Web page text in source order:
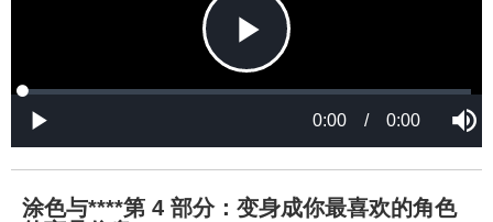
P
l
a
L
d
0
P
e
s
%
0:00 / 0:00
M
t
涂色与****第 4 部分：变身成你最喜欢的角色